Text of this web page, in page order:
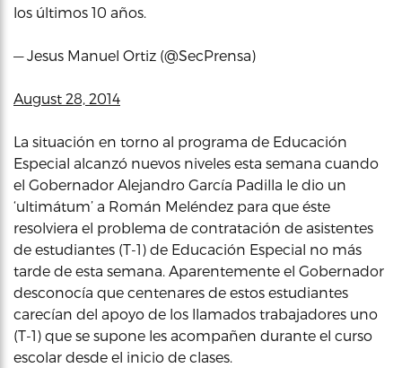
los últimos 10 años.
— Jesus Manuel Ortiz (@SecPrensa)
August 28, 2014
La situación en torno al programa de Educación
Especial alcanzó nuevos niveles esta semana cuando
el Gobernador Alejandro García Padilla le dio un
‘ultimátum’ a Román Meléndez para que éste
resolviera el problema de contratación de asistentes
de estudiantes (T-1) de Educación Especial no más
tarde de esta semana. Aparentemente el Gobernador
desconocía que centenares de estos estudiantes
carecían del apoyo de los llamados trabajadores uno
(T-1) que se supone les acompañen durante el curso
escolar desde el inicio de clases.